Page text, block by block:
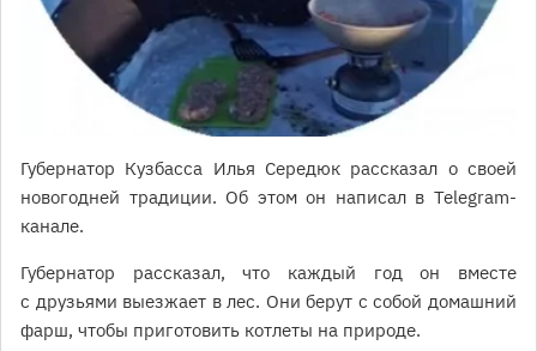
Губернатор Кузбасса Илья Середюк рассказал о своей
новогодней традиции. Об этом он написал в Telegram-
канале.
Губернатор рассказал, что каждый год он вместе
с друзьями выезжает в лес. Они берут с собой домашний
фарш, чтобы приготовить котлеты на природе.